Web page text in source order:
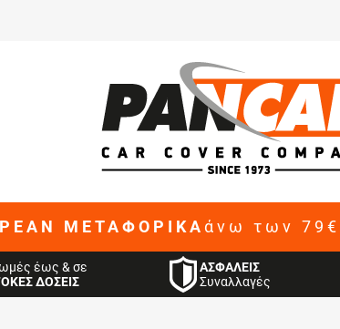
ΜΕΤΑΦΟΡΙΚΑ άνω των 79€
έως & σε
ΔΟΣΕΙΣ
ΑΣΦΑΛΕΙΣ
Συναλλαγές